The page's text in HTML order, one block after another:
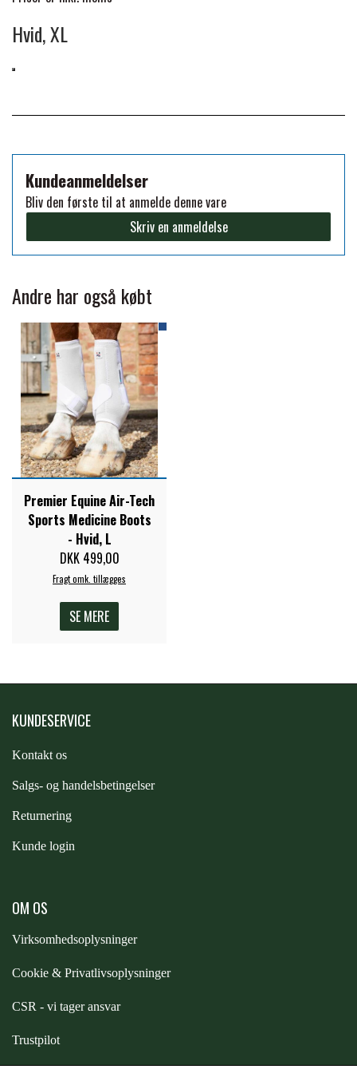
PREMIER EQUINE RYTTER
NAF
PHARMACARE
RACING TACK
STAR TACK
STUD MUFFIN
TIMER GPS
Hvid, XL
Kundeanmeldelser
Bliv den første til at anmelde denne vare
Skriv en anmeldelse
Andre har også købt
Premier Equine Air-Tech
Sports Medicine Boots
- Hvid, L
DKK 499,00
Fragt omk. tillægges
SE MERE
KUNDESERVICE
Kontakt os
Salgs- og handelsbetingelser
Returnering
Kunde login
OM OS
Virksomhedsoplysninger
Cookie & Privatlivsoplysninger
CSR - vi tager ansvar
Trustpilot